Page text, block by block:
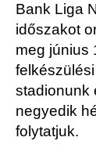
Bank Liga
időszakot
meg június
stadionunk
negyedik
folytatjuk.